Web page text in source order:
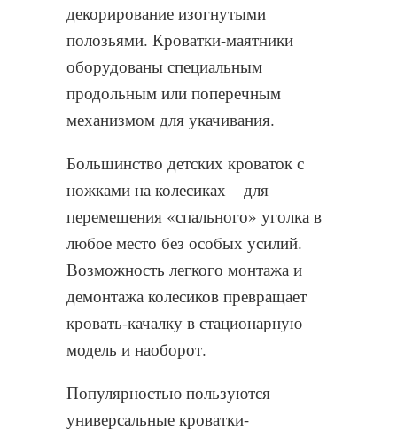
декорирование изогнутыми
полозьями. Кроватки-маятники
оборудованы специальным
продольным или поперечным
механизмом для укачивания.
Большинство детских кроваток с
ножками на колесиках – для
перемещения «спального» уголка в
любое место без особых усилий.
Возможность легкого монтажа и
демонтажа колесиков превращает
кровать-качалку в стационарную
модель и наоборот.
Популярностью пользуются
универсальные кроватки-